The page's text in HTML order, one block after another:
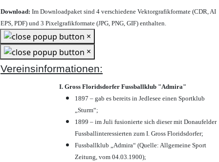
Download: Im Downloadpaket sind 4 verschiedene Vektorgrafikformate (CDR, AI
EPS, PDF) und 3 Pixelgrafikformate (JPG, PNG, GIF) enthalten.
×
×
Vereinsinformationen:
I. Gross Floridsdorfer Fussballklub "Admira"
1897 – gab es bereits in Jedlesee einen Sportklub
„Sturm“;
1899 – im Juli fusionierte sich dieser mit Donaufelder
Fussballinteressierten zum I. Gross Floridsdorfer;
Fussballklub „Admira“ (Quelle: Allgemeine Sport
Zeitung, vom 04.03.1900);